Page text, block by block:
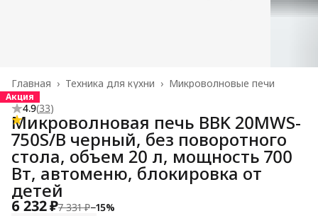
Микроволновые печи
Техника для кухни ›
Главная ›
Акция
4.9(33)
Микроволновая печь BBK 20MWS-
750S/B черный, без поворотного
стола, объем 20 л, мощность 700
Вт, автоменю, блокировка от
детей
6 232 ₽7 331 ₽−15%